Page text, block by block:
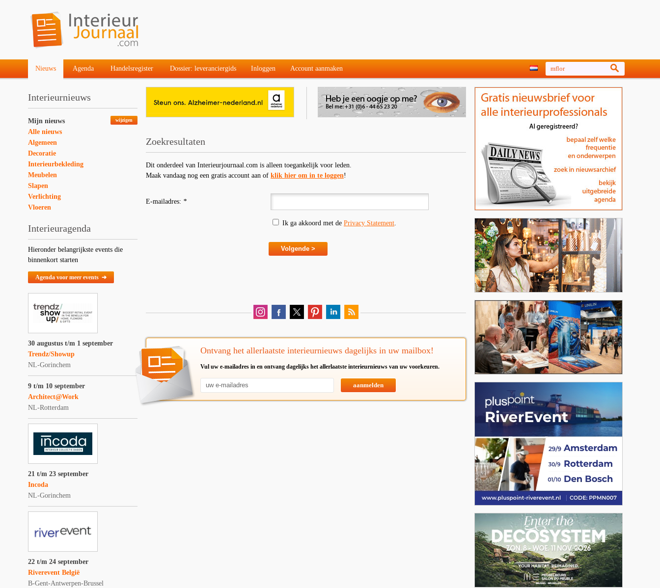
Nieuws Agenda Handelsregister Dossier: leveranciergids Inloggen Account aanmaken
Interieurnieuws
wijzigen
Mijn nieuws
Alle nieuws
Algemeen
Decoratie
Interieurbekleding
Meubelen
Slapen
Verlichting
Vloeren
Interieuragenda
Hieronder belangrijkste events die
binnenkort starten
Agenda voor meer events ➔
30 augustus t/m 1 september
Trendz/Showup
NL-Gorinchem
9 t/m 10 september
Architect@Work
NL-Rotterdam
21 t/m 23 september
Incoda
NL-Gorinchem
22 t/m 24 september
Riverevent België
B-Gent-Antwerpen-Brussel
Zoekresultaten
Dit onderdeel van Interieurjournaal.com is alleen toegankelijk voor leden.
Maak vandaag nog een gratis account aan of klik hier om in te loggen!
E-mailadres: *
Ik ga akkoord met de Privacy Statement.
Ontvang het allerlaatste interieurnieuws dagelijks in uw mailbox!
Vul uw e-mailadres in en ontvang dagelijks het allerlaatste interieurnieuws van uw voorkeuren.
aanmelden